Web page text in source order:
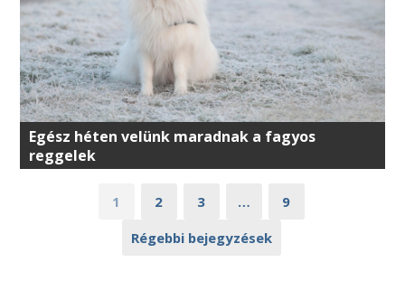
Egész héten velünk maradnak a fagyos
reggelek
1 2 3 …
9
Régebbi bejegyzések